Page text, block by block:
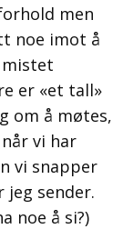
men
noe imot å
mistet
er «et tall»
om å møtes,
vi har
vi snapper
jeg sender.
noe å si?)